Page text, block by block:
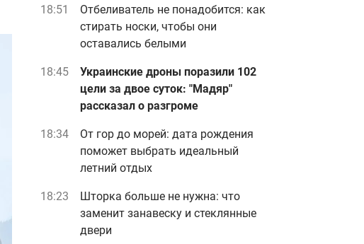
18:51
Отбеливатель не понадобится: как
стирать носки, чтобы они
оставались белыми
18:45
Украинские дроны поразили 102
цели за двое суток: "Мадяр"
рассказал о разгроме
18:34
От гор до морей: дата рождения
поможет выбрать идеальный
летний отдых
18:23
Шторка больше не нужна: что
заменит занавеску и стеклянные
двери